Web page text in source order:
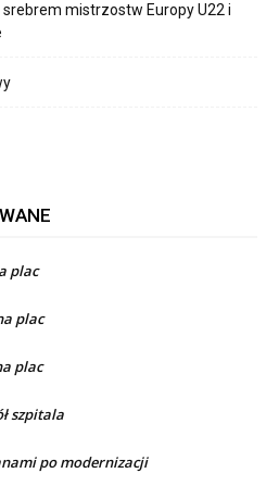
mistrzostw Europy U22 i
plac
plac
plac
szpitala
po modernizacji